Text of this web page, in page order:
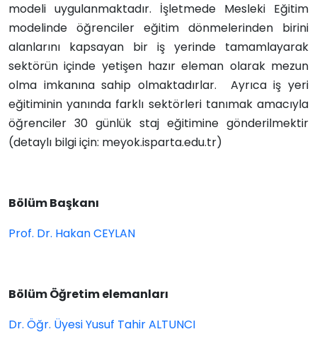
modeli uygulanmaktadır. İşletmede Mesleki Eğitim
modelinde öğrenciler eğitim dönmelerinden birini
alanlarını kapsayan bir iş yerinde tamamlayarak
sektörün içinde yetişen hazır eleman olarak mezun
olma imkanına sahip olmaktadırlar. Ayrıca iş yeri
eğitiminin yanında farklı sektörleri tanımak amacıyla
öğrenciler 30 günlük staj eğitimine gönderilmektir
(detaylı bilgi için: meyok.isparta.edu.tr)
Bölüm Başkanı
Prof. Dr. Hakan CEYLAN
Bölüm Öğretim elemanları
Dr. Öğr. Üyesi Yusuf Tahir ALTUNCI